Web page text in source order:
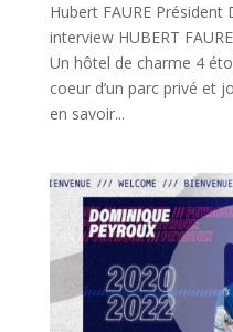
Hubert FAURE
interview HUBERT
Un hôtel de charme 4
coeur d’un parc privé et
en savoir...